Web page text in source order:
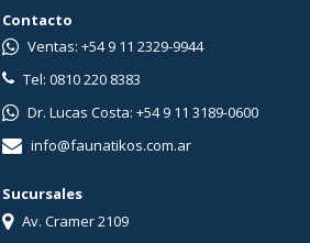
Contacto
Ventas: +54 9 11 2329-9944
Tel: 0810 220 8383
Dr. Lucas Costa: +54 9 11 3189-0600
info@faunatikos.com.ar
Sucursales
Av. Cramer 2109